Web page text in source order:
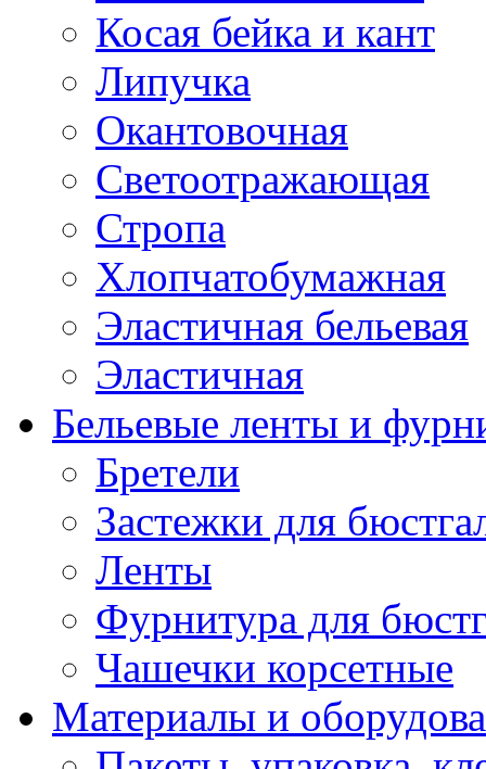
Косая бейка и кант
Липучка
Окантовочная
Светоотражающая
Стропа
Хлопчатобумажная
Эластичная бельевая
Эластичная
Бельевые ленты и
Бретели
Застежки для
Ленты
Фурнитура для
Чашечки корсетные
Материалы и